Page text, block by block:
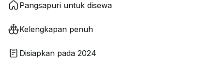
Pangsapuri untuk disewa
Kelengkapan penuh
Disiapkan pada 2024